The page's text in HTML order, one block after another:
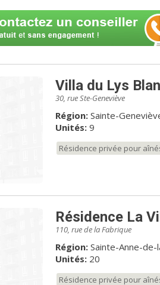
Villa du Lys
30, rue Ste-Geneviève
Région: Sainte-
Unités:9
Résidence privée pour
Résidence La
110, rue de la Fabrique
Région: Sainte-Anne-
Unités:20
Résidence privée pour